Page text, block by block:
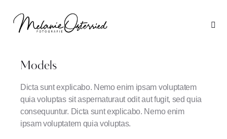
Models
Dicta sunt explicabo. Nemo enim ipsam voluptatem
quia voluptas sit aspernaturaut odit aut fugit, sed quia
consequuntur. Dicta sunt explicabo. Nemo enim
ipsam voluptatem quia voluptas.